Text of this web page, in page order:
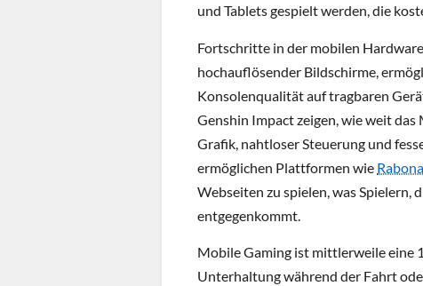
und Tablets gespielt werden, die
Fortschritte in der mobilen
hochauflösender Bildschirme,
Konsolenqualität auf tragbaren
Genshin Impact zeigen, wie weit
Grafik, nahtloser Steuerung und
ermöglichen Plattformen wie
Webseiten zu spielen, was Spielern,
entgegenkommt.
Mobile Gaming ist mittlerweile eine
Unterhaltung während der Fahrt